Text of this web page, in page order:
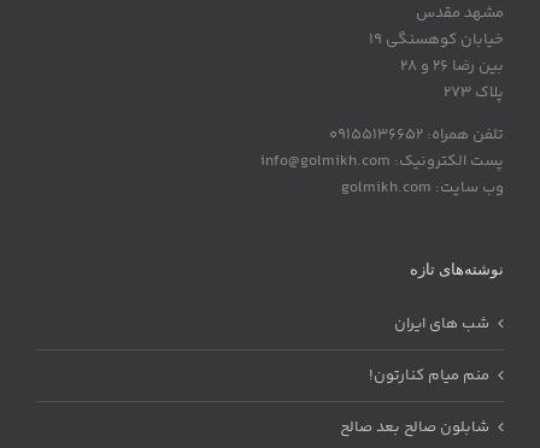
مشهد مقدس
خیابان کوهسنگی 19
بین رضا 26 و 28
پلاک 273
تلفن همراه: 09155136652
پست الکترونیک: info@golmikh.com
وب سایت: golmikh.com
نوشته‌های تازه
شب های ایران
منم میام کنارتون!
شابلون صالح بعد صالح